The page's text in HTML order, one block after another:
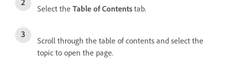
Select the Table of Contents tab.
Scroll through the table of contents and select the
topic to open the page.